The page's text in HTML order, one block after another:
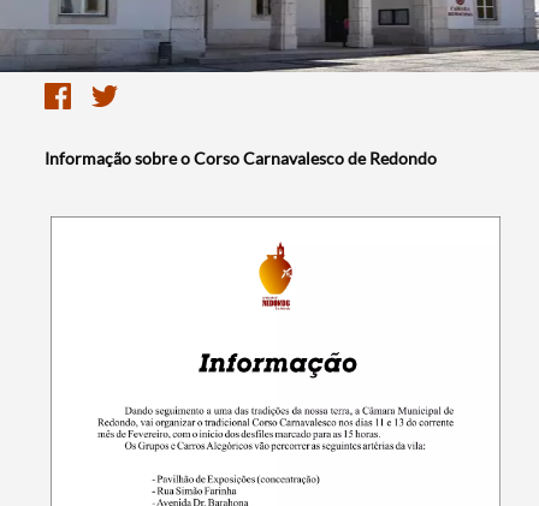
Informação sobre o Corso Carnavalesco de Redondo